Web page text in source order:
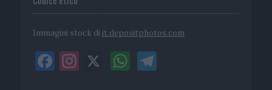
Immagini stock di it.depositphotos.com